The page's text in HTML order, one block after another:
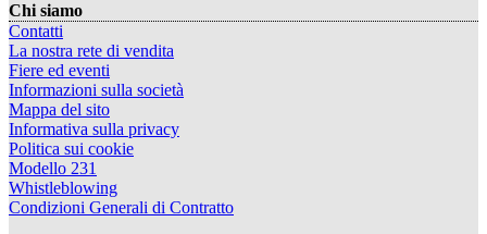
Chi siamo
Contatti
La nostra rete di vendita
Fiere ed eventi
Informazioni sulla società
Mappa del sito
Informativa sulla privacy
Politica sui cookie
Modello 231
Whistleblowing
Condizioni Generali di Contratto